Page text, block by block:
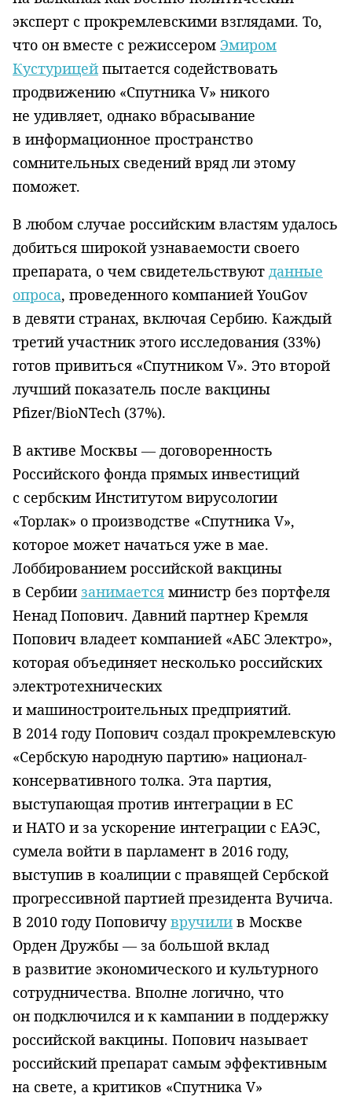
эксперт с прокремлевскими взглядами. То,
что он вместе с режиссером Эмиром
Кустурицей пытается содействовать
продвижению «Спутника V» никого
не удивляет, однако вбрасывание
в информационное пространство
сомнительных сведений вряд ли этому
поможет.
В любом случае российским властям удалось
добиться широкой узнаваемости своего
препарата, о чем свидетельствуют данные
опроса, проведенного компанией YouGov
в девяти странах, включая Сербию. Каждый
третий участник этого исследования (33%)
готов привиться «Спутником V». Это второй
лучший показатель после вакцины
Pfizer/BioNTech (37%).
В активе Москвы — договоренность
Российского фонда прямых инвестиций
с сербским Институтом вирусологии
«Торлак» о производстве «Спутника V»,
которое может начаться уже в мае.
Лоббированием российской вакцины
в Сербии занимается министр без портфеля
Ненад Попович. Давний партнер Кремля
Попович владеет компанией «АБС Электро»,
которая объединяет несколько российских
электротехнических
и машиностроительных предприятий.
В 2014 году Попович создал прокремлевскую
«Сербскую народную партию» национал-
консервативного толка. Эта партия,
выступающая против интеграции в ЕС
и НАТО и за ускорение интеграции с ЕАЭС,
сумела войти в парламент в 2016 году,
выступив в коалиции с правящей Сербской
прогрессивной партией президента Вучича.
В 2010 году Поповичувручили в Москве
Орден Дружбы — за большой вклад
в развитие экономического и культурного
сотрудничества. Вполне логично, что
он подключился и к кампании в поддержку
российской вакцины. Попович называет
российский препарат самым эффективным
на свете, а критиков «Спутника V»